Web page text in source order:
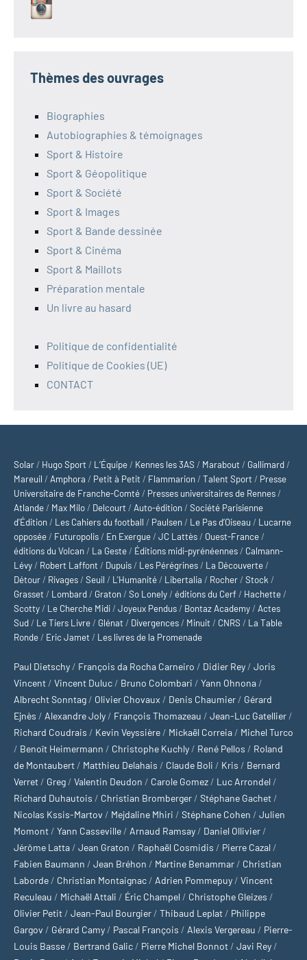
Thèmes des ouvrages
Biographies
Autobiographies & témoignages
Sport & Histoire
Sport & Géopolitique
Sport & Société
Sport & Images
Sport & Bande dessinée
Sport & Cinéma
Sport & Maillots
Préparation mentale
Un livre au hasard
Politique de confidentialité
Politique de Cookies (UE)
CONTACT
Solar / Hugo Sport / L’Équipe / Kennes les 3AS / Marabout / Gallimard /
Mareuil / Amphora / Petit à Petit / Flammarion /Talent Sport / Presse
Universitaire de Franche-Comté / Presses universitaires de Rennes /
Atlande / Max Milo / Delcourt / Auto-édition /Société Parisienne
d'Édition / Les Cahiers du football / Paulsen / Le Pas d’Oiseau / Lucarne
opposée / Futuropolis / En Exergue /JC Lattès / Ouest-France /
éditions du Volcan / La Geste / Éditions midi-pyrénéennes / Calmann-
Lévy / Robert Laffont / Dupuis / Les Pérégrines / La Découverte /
Détour / Rivages /Seuil / L'Humanité / Libertalia / Rocher /Stock /
Grasset / Lombard / Graton /So Lonely /éditions du Cerf / Hachette /
Scotty / Le Cherche Midi /Joyeux Pendus / Bontaz Academy / Actes
Sud / Le Tiers Livre / Glénat / Divergences / Minuit / CNRS / La Table
Ronde / Eric Jamet / Les livres de la Promenade
Paul Dietschy / François da Rocha Carneiro / Didier Rey / Joris
Vincent / Vincent Duluc / Bruno Colombari / Yann Ohnona /
Albrecht Sonntag / Olivier Chovaux / Denis Chaumier / Gérard
Ejnès / Alexandre Joly / François Thomazeau / Jean-Luc Gatellier /
Richard Coudrais / Kevin Veyssière / Mickaël Correia / Michel Turco
/ Benoît Heimermann / Christophe Kuchly / René Pellos / Roland
de Montaubert / Matthieu Delahais / Claude Boli / Kris / Bernard
Verret / Greg / Valentin Deudon / Carole Gomez / Luc Arrondel /
Richard Duhautois / Christian Bromberger / Stéphane Gachet /
Nicolas Kssis-Martov / Mejdaline Mhiri / Stéphane Cohen / Julien
Momont / Yann Casseville / Arnaud Ramsay / Daniel Ollivier /
Jérôme Latta / Jean Graton / Raphaël Cosmidis / Pierre Cazal /
Fabien Baumann / Jean Bréhon / Martine Benammar / Christian
Laborde / Christian Montaignac / Adrien Pommepuy / Vincent
Reculeau / Michaël Attali / Éric Champel / Christophe Gleizes /
Olivier Petit / Jean-Paul Bourgier / Thibaud Leplat / Philippe
Gargov / Gérard Camy / Pascal François / Alexis Vergereau / Pierre-
Louis Basse / Bertrand Galic / Pierre Michel Bonnot / Javi Rey /